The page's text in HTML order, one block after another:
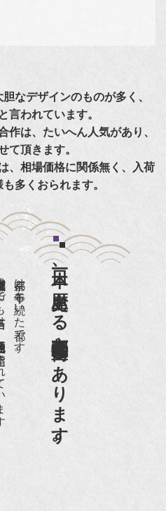
なデザインのものが多く、
言われています。
作は、たいへん人気があり、
て頂きます。
、相場価格に関係無く、入荷
多くおられます。
日本一、歴史ある
京都祇園骨董街にあります。
京都は千年も続いた都です。
指定されています。